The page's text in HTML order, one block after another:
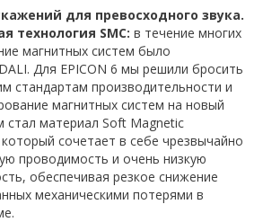
для превосходного звука.
технология SMC: в течение многих
магнитных систем было
Для EPICON 6 мы решили бросить
стандартам производительности и
магнитных систем на новый
стал материал Soft Magnetic
сочетает в себе чрезвычайно
проводимость и очень низкую
обеспечивая резкое снижение
механическими потерями в